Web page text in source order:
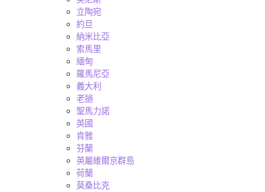
立陶宛
約旦
納米比亞
索馬里
緬甸
羅馬尼亞
義大利
老撾
聖馬力諾
英國
肯雅
芬蘭
英屬維爾京群島
荷蘭
莫桑比克